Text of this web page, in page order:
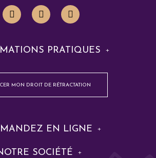
PRATIQUES
MON DROIT DE RÉTRACTATION
EN LIGNE
SOCIÉTÉ